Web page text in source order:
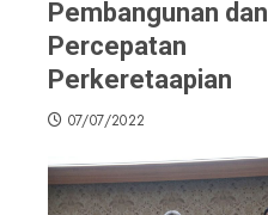
Pembangunan dan
Percepatan
Perkeretaapian
07/07/2022